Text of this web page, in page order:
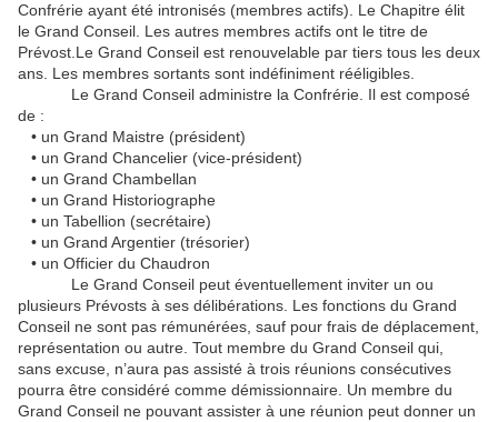
Confrérie ayant été intronisés (membres actifs). Le Chapitre élit
le Grand Conseil. Les autres membres actifs ont le titre de
Prévost.Le Grand Conseil est renouvelable par tiers tous les deux
ans. Les membres sortants sont indéfiniment rééligibles.
Le Grand Conseil administre la Confrérie. Il est composé
de :
• un Grand Maistre (président)
• un Grand Chancelier (vice-président)
• un Grand Chambellan
• un Grand Historiographe
• un Tabellion (secrétaire)
• un Grand Argentier (trésorier)
• un Officier du Chaudron
Le Grand Conseil peut éventuellement inviter un ou
plusieurs Prévosts à ses délibérations. Les fonctions du Grand
Conseil ne sont pas rémunérées, sauf pour frais de déplacement,
représentation ou autre. Tout membre du Grand Conseil qui,
sans excuse, n’aura pas assisté à trois réunions consécutives
pourra être considéré comme démissionnaire. Un membre du
Grand Conseil ne pouvant assister à une réunion peut donner un